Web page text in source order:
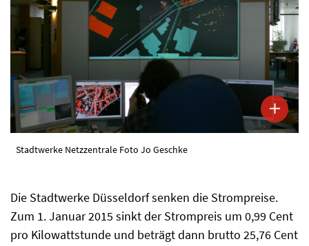
Stadtwerke Netzzentrale Foto Jo Geschke
Die Stadtwerke Düsseldorf senken die Strompreise.
Zum 1. Januar 2015 sinkt der Strompreis um 0,99 Cent
pro Kilowattstunde und beträgt dann brutto 25,76 Cent